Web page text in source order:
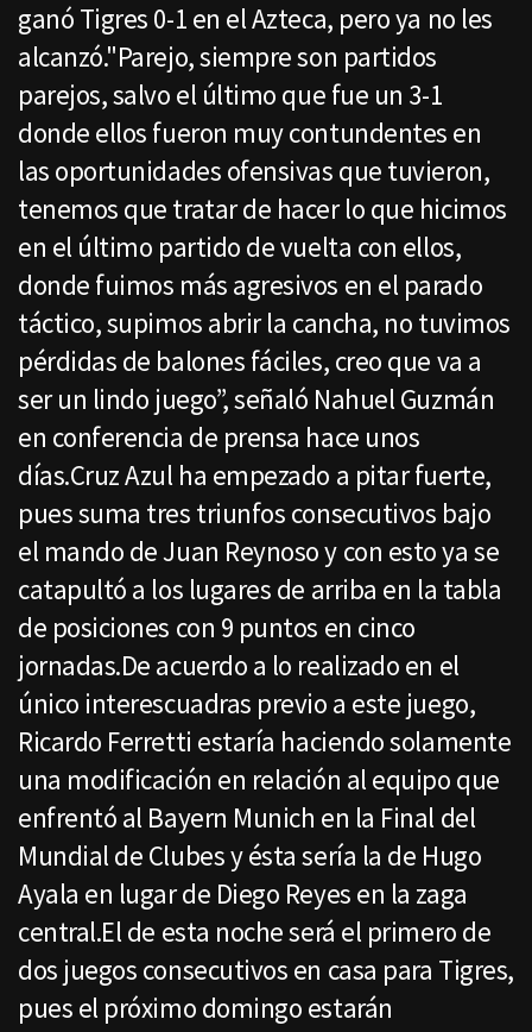
ganó Tigres 0-1 en el Azteca, pero ya no les
alcanzó."Parejo, siempre son partidos
parejos, salvo el último que fue un 3-1
donde ellos fueron muy contundentes en
las oportunidades ofensivas que tuvieron,
tenemos que tratar de hacer lo que hicimos
en el último partido de vuelta con ellos,
donde fuimos más agresivos en el parado
táctico, supimos abrir la cancha, no tuvimos
pérdidas de balones fáciles, creo que va a
ser un lindo juego”, señaló Nahuel Guzmán
en conferencia de prensa hace unos
días.Cruz Azul ha empezado a pitar fuerte,
pues suma tres triunfos consecutivos bajo
el mando de Juan Reynoso y con esto ya se
catapultó a los lugares de arriba en la tabla
de posiciones con 9 puntos en cinco
jornadas.De acuerdo a lo realizado en el
único interescuadras previo a este juego,
Ricardo Ferretti estaría haciendo solamente
una modificación en relación al equipo que
enfrentó al Bayern Munich en la Final del
Mundial de Clubes y ésta sería la de Hugo
Ayala en lugar de Diego Reyes en la zaga
central.El de esta noche será el primero de
dos juegos consecutivos en casa para Tigres,
pues el próximo domingo estarán